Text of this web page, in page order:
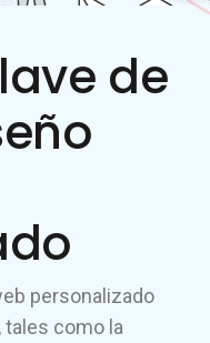
de
personalizado
tales como la